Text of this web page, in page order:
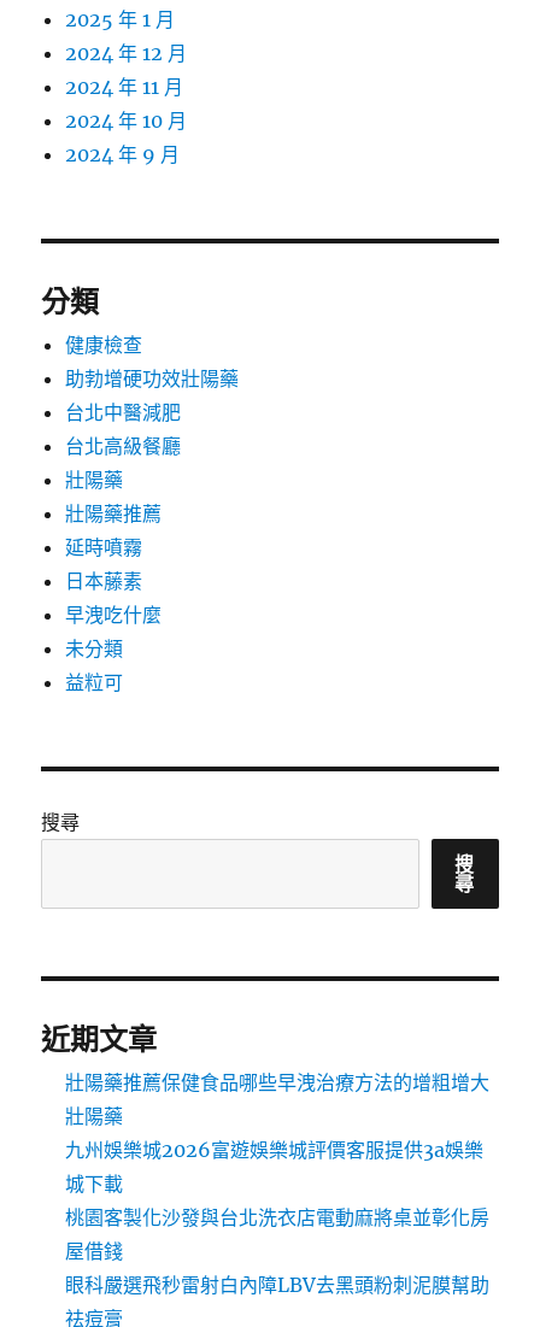
2025 年 1 月
2024 年 12 月
2024 年 11 月
2024 年 10 月
2024 年 9 月
分類
健康檢查
助勃增硬功效壯陽藥
台北中醫減肥
台北高級餐廳
壯陽藥
壯陽藥推薦
延時噴霧
日本藤素
早洩吃什麼
未分類
益粒可
搜尋
搜
尋
近期文章
壯陽藥推薦保健食品哪些早洩治療方法的增粗增大
壯陽藥
九州娛樂城2026富遊娛樂城評價客服提供3a娛樂
城下載
桃園客製化沙發與台北洗衣店電動麻將桌並彰化房
屋借錢
眼科嚴選飛秒雷射白內障LBV去黑頭粉刺泥膜幫助
祛痘膏